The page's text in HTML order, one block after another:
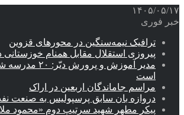
۱۴۰۵/۰۵/۱۷
خبر فوری
ترافیک نیمه‌سنگین در محورهای قزوین
پیروزی استقلال مقابل همنام خوزستانی
مدیر آموزش و
است
مراسم جاماندگان اربعین در اراک
دروازه بان سابق پرسپولیس به صنعت
پیکر مطهر شهید سرتیپ دوم «محمود